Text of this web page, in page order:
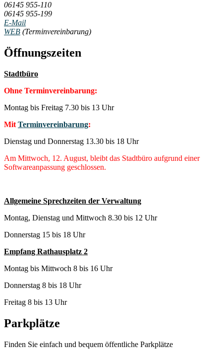
06145 955-110
06145 955-199
E-Mail
WEB (Terminvereinbarung)
Öffnungszeiten
Stadtbüro
Ohne Terminvereinbarung:
Montag bis Freitag 7.30 bis 13 Uhr
Mit Terminvereinbarung:
Dienstag und Donnerstag 13.30 bis 18 Uhr
Am Mittwoch, 12. August, bleibt das Stadtbüro aufgrund einer
Softwareanpassung geschlossen.
Allgemeine Sprechzeiten der Verwaltung
Montag, Dienstag und Mittwoch 8.30 bis 12 Uhr
Donnerstag 15 bis 18 Uhr
Empfang Rathausplatz 2
Montag bis Mittwoch 8 bis 16 Uhr
Donnerstag 8 bis 18 Uhr
Freitag 8 bis 13 Uhr
Parkplätze
Finden Sie einfach und bequem öffentliche Parkplätze